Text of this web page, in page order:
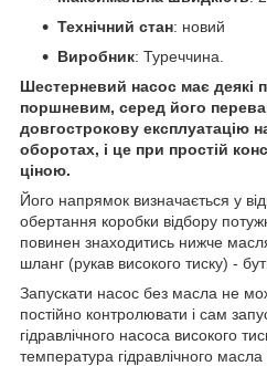
Технічний стан: новий
Виробник: Туреччина.
Шестерневий насос має деякі
поршневим, серед його
довгострокову експлуатацію
оборотах, і це при простій
ціною.
Його напрямок визначається у
обертання коробки відбору
повинен знаходитись нижче
шланг (рукав високого тиску) -
Запускати насос без масла не
постійно контролювати і сам
гідравлічного насоса високого
температура гідравлічного масла